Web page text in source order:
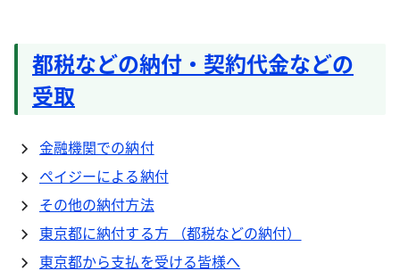
都税などの納付・契約代金などの
受取
金融機関での納付
ペイジーによる納付
その他の納付方法
東京都に納付する方 （都税などの納付）
東京都から支払を受ける皆様へ